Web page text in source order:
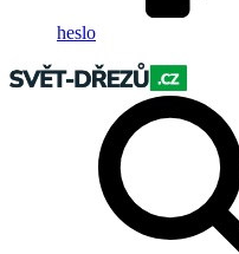
heslo